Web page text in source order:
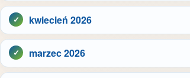
kwiecień 2026
marzec 2026